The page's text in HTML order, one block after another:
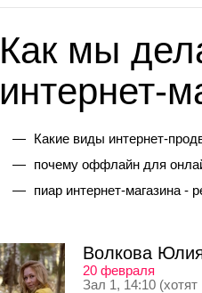
Как мы
интернет-
Какие виды интернет-
почему оффлайн для
пиар интернет-магазина -
Волкова
20 февраля
Зал 1, 14:10